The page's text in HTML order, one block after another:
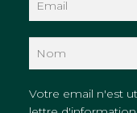
Votre email n'est